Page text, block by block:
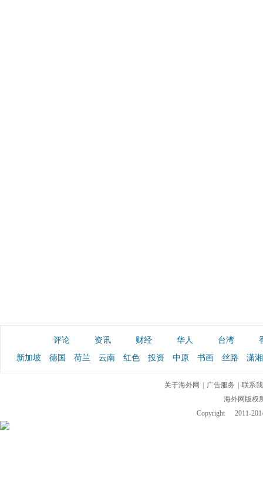
评论 资讯 财经 华人 台湾
新加坡
德国 荷兰 云南 红色 投资 中原 书画 丝路 潇湘
关于海外网 广告服务
联系
海外网版权
Copyright
2011-